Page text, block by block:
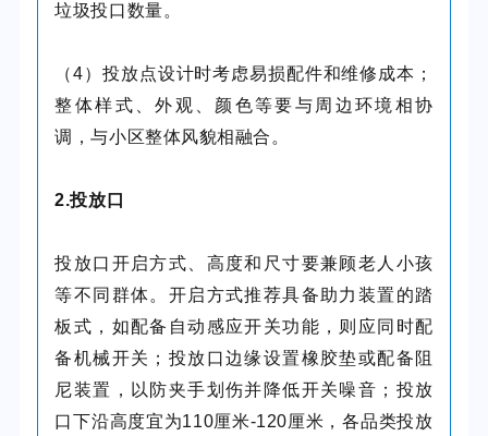
垃圾投口数量。
（4）投放点设计时考虑易损配件和维修成本；
整体样式、外观、颜色等要与周边环境相协
调，与小区整体风貌相融合。
2.投放口
投放口开启方式、高度和尺寸要兼顾老人小孩
等不同群体。开启方式推荐具备助力装置的踏
板式，如配备自动感应开关功能，则应同时配
备机械开关；投放口边缘设置橡胶垫或配备阻
尼装置，以防夹手划伤并降低开关噪音；投放
口下沿高度宜为110厘米-120厘米，各品类投放